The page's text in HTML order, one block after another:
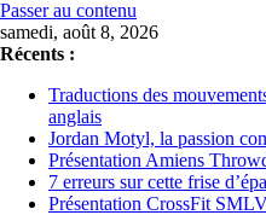
Passer au contenu
samedi, août 8, 2026
Récents :
Traductions des
anglais
Jordan Motyl, la passion
Présentation Amiens
7 erreurs sur cette frise
Présentation CrossFit